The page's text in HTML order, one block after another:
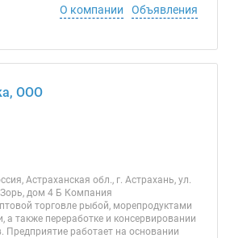
О компании
Объявления
ООО
Астраханская обл., г. Астрахань, ул.
дом 4 Б Компания
торговле рыбой, морепродуктами
также переработке и консервировании
Предприятие работает на основании